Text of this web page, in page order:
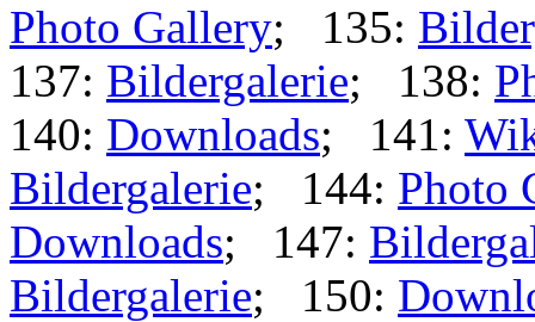
Photo Gallery; 135:
137: Bildergalerie; 138:
140: Downloads; 141:
Bildergalerie; 144: Photo
Downloads; 147:
Bildergalerie; 150: